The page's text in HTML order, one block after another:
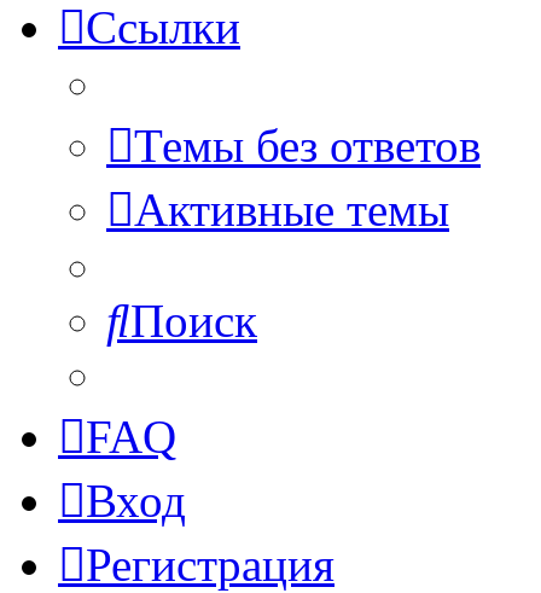
Ссылки
Темы без ответов
Активные темы
Поиск
FAQ
Вход
Регистрация